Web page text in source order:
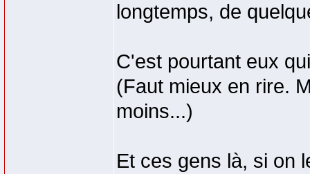
longtemps, de
C'est pourtant eux
(Faut mieux en rire.
moins...)
Et ces gens là, si on